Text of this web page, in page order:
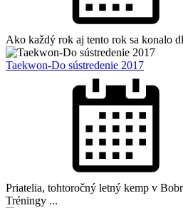
Ako každý rok aj tento rok sa konalo
Taekwon-Do sústredenie 2017
Priatelia, tohtoročný letný kemp v
Tréningy ...